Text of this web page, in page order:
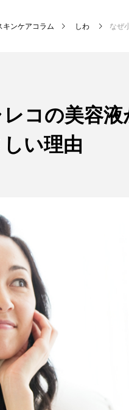
キンケアコラム しわ なぜ小じわ
コの美容液
い理由